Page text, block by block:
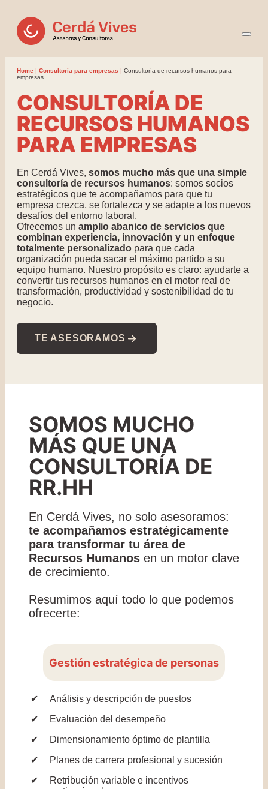
Home Consultoria para empresas
Consultoría de recursos humanos para
empresas
CONSULTORÍA DE
RECURSOS HUMANOS
PARA EMPRESAS
En Cerdá Vives, somos mucho más que una simple
consultoría de recursos humanos: somos socios
estratégicos que te acompañamos para que tu
empresa crezca, se fortalezca y se adapte a los nuevos
desafíos del entorno laboral.
Ofrecemos un amplio abanico de servicios que
combinan experiencia, innovación y un enfoque
totalmente personalizado para que cada
organización pueda sacar el máximo partido a su
equipo humano. Nuestro propósito es claro: ayudarte a
convertir tus recursos humanos en el motor real de
transformación, productividad y sostenibilidad de tu
negocio.
TE ASESORAMOS
SOMOS MUCHO
MÁS QUE UNA
CONSULTORÍA DE
RR.HH
En Cerdá Vives, no solo asesoramos:
te acompañamos estratégicamente
para transformar tu área de
Recursos Humanos en un motor clave
de crecimiento.
Resumimos aquí todo lo que podemos
ofrecerte:
Gestión estratégica de personas
Análisis y descripción de puestos
Evaluación del desempeño
Dimensionamiento óptimo de plantilla
Planes de carrera profesional y sucesión
Retribución variable e incentivos